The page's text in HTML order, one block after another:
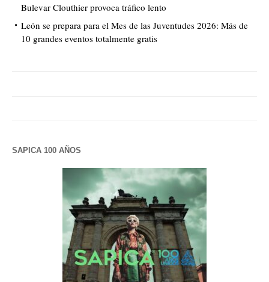
Bulevar Clouthier provoca tráfico lento
León se prepara para el Mes de las Juventudes 2026: Más de
10 grandes eventos totalmente gratis
SAPICA 100 AÑOS